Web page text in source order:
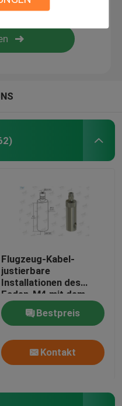
Flugzeug-Kabel-
justierbare
Installationen des
Faden-M4 mit dem
Selbst, der
Sicherheitsverschlüsse
zuschließt
Bestpreis
Kontakt